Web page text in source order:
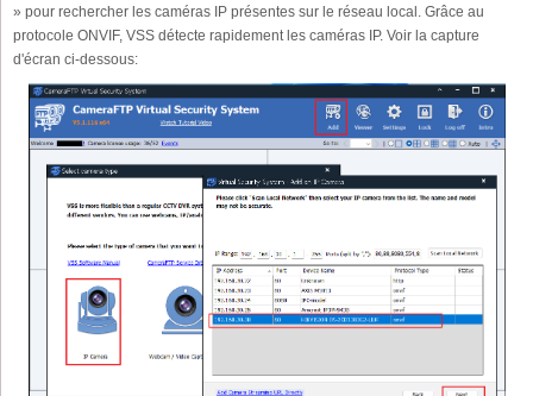
» pour rechercher les caméras IP présentes sur le réseau local. Grâce au
protocole ONVIF, VSS détecte rapidement les caméras IP. Voir la capture
d'écran ci-dessous: